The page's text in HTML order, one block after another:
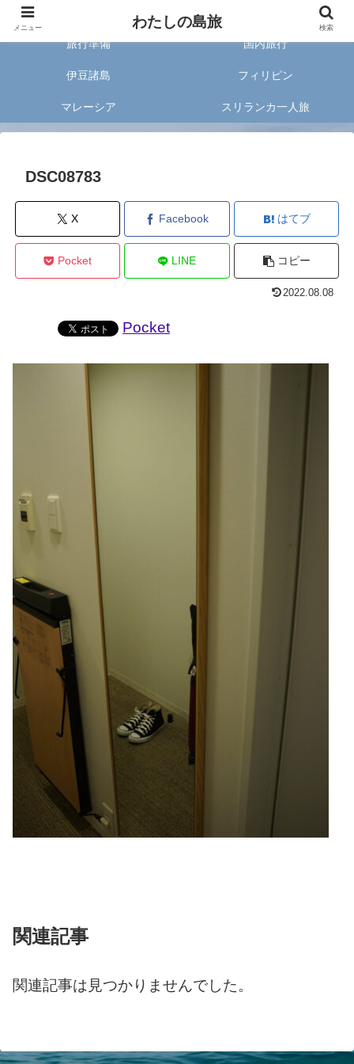
旅好きな20代女子が案内する旅のあれこれ✈︎
旅行準備 国内旅行
伊豆諸島 フィリピン
マレーシア スリランカ一人旅
DSC08783
X Facebook はてブ
Pocket LINE コピー
2022.08.08
Pocket
関連記事
関連記事は見つかりませんでした。
メニュー わたしの島旅 検索